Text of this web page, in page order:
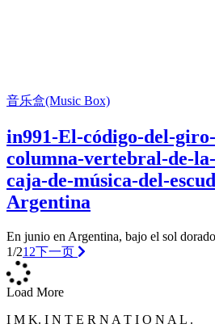
音乐盒(Music Box)
in991-El-código-del-
columna-vertebral-de-
caja-de-música-del-
Argentina
En junio en Argentina, bajo el sol
1/21 2下一页
Load More
I M K. I N T E R N A T I O N A L .